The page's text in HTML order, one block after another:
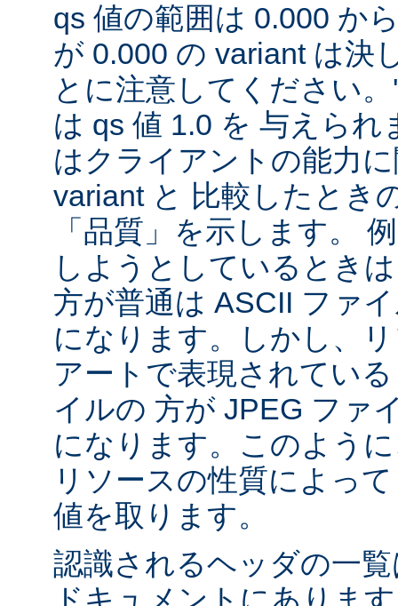
qs 値の範囲は 0.000 か
が 0.000 の variant は決
とに注意してください
は qs 値 1.0 を 与えら
はクライアントの能力
variant と 比較したとき
「品質」を示します。
しようとしているとき
方が普通は ASCII ファ
になります。しかし、
アートで表現されてい
イルの 方が JPEG ファ
になります。このよう
リソースの性質によっ
値を取ります。
認識されるヘッダの一
ドキュメントにありま